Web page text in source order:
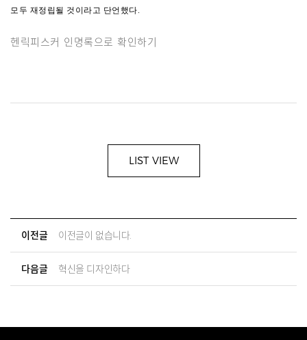
모두 재정립될 것이라고 단언했다.
헨릭피스커 인명록으로 확인하기
LIST VIEW
이전글 이전글이 없습니다.
다음글 혁신을 디자인하다